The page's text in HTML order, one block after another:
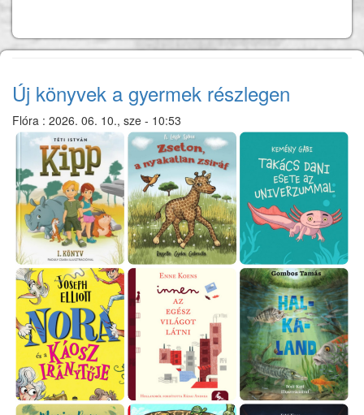
Új könyvek a gyermek részlegen
Flóra : 2026. 06. 10., sze - 10:53